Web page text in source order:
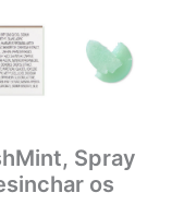
Spray
os